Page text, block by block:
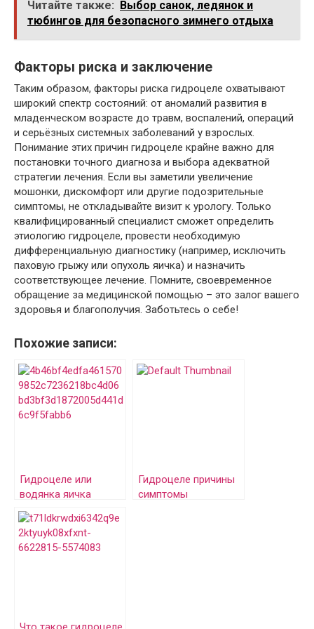
Читайте также: Выбор санок, ледянок и
тюбингов для безопасного зимнего отдыха
Факторы риска и заключение
Таким образом, факторы риска гидроцеле охватывают
широкий спектр состояний: от аномалий развития в
младенческом возрасте до травм, воспалений, операций
и серьёзных системных заболеваний у взрослых.
Понимание этих причин гидроцеле крайне важно для
постановки точного диагноза и выбора адекватной
стратегии лечения. Если вы заметили увеличение
мошонки, дискомфорт или другие подозрительные
симптомы, не откладывайте визит к урологу. Только
квалифицированный специалист сможет определить
этиологию гидроцеле, провести необходимую
дифференциальную диагностику (например, исключить
паховую грыжу или опухоль яичка) и назначить
соответствующее лечение. Помните, своевременное
обращение за медицинской помощью – это залог вашего
здоровья и благополучия. Заботьтесь о себе!
Похожие записи:
Гидроцеле или
водянка яичка
Гидроцеле причины
симптомы